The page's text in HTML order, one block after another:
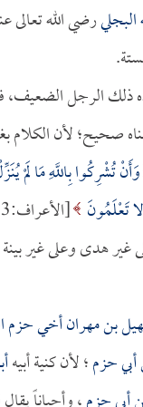
رضي الله
ذلك الرجل الضعيف،
صحيح؛ لأن الكلام
وَأَنْ تُشْرِكُوا بِاللَّهِ مَا لَمْ
تَعْلَمُونَ
غير هدى وعلى غير
بن مهران أخي حزم
أبي حزم؛ لأن كنية أبيه